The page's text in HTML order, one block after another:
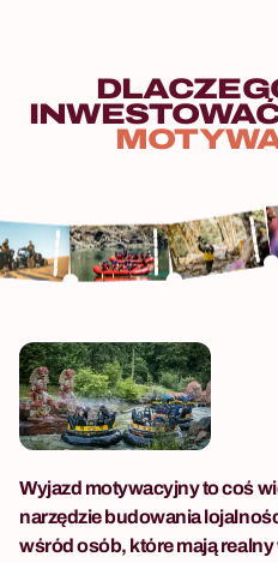
Wyjazd motywacyjny to coś
narzędzie budowania
wśród osób, które mają